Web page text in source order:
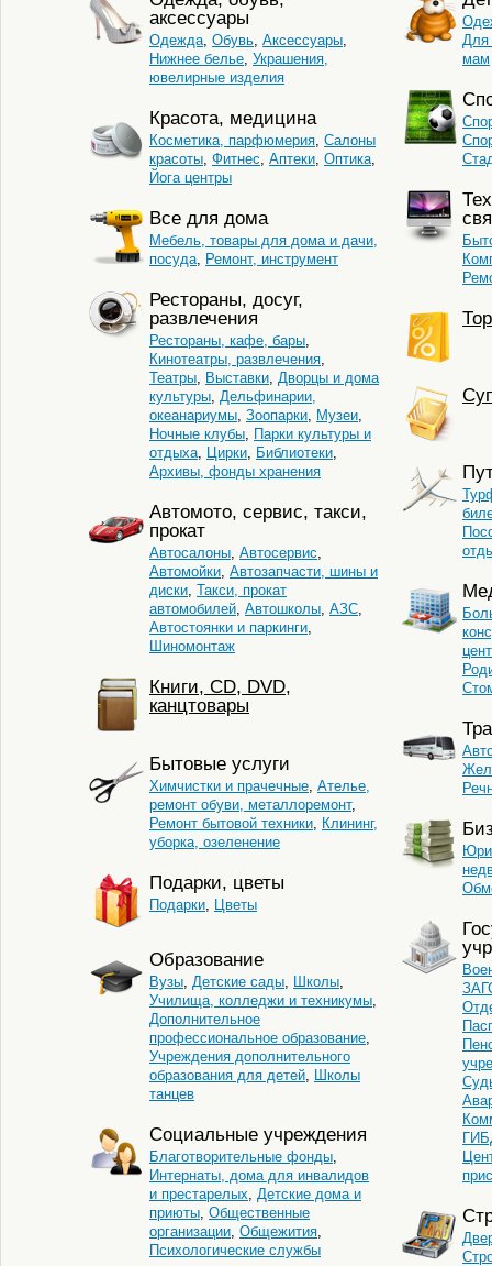
аксессуары
Одежда, Обувь, Аксессуары,
Нижнее белье, Украшения,
ювелирные изделия
Красота, медицина
Косметика, парфюмерия, Салоны
красоты, Фитнес, Аптеки, Оптика,
Йога центры
Все для дома
Мебель, товары для дома и дачи,
посуда, Ремонт, инструмент
Рестораны, досуг,
развлечения
Рестораны, кафе, бары,
Кинотеатры, развлечения,
Театры, Выставки, Дворцы и дома
культуры, Дельфинарии,
океанариумы, Зоопарки, Музеи,
Ночные клубы, Парки культуры и
отдыха, Цирки, Библиотеки,
Архивы, фонды хранения
Автомото, сервис, такси,
прокат
Автосалоны, Автосервис,
Автомойки, Автозапчасти, шины и
диски, Такси, прокат
автомобилей, Автошколы, АЗС,
Автостоянки и паркинги,
Шиномонтаж
Книги, CD, DVD,
канцтовары
Бытовые услуги
Химчистки и прачечные, Ателье,
ремонт обуви, металлоремонт,
Ремонт бытовой техники, Клининг,
уборка, озеленение
Подарки, цветы
Подарки, Цветы
Образование
Вузы, Детские сады, Школы,
Училища, колледжи и техникумы,
Дополнительное
профессиональное образование,
Учреждения дополнительного
образования для детей, Школы
танцев
Социальные учреждения
Благотворительные фонды,
Интернаты, дома для инвалидов
и престарелых, Детские дома и
приюты, Общественные
организации, Общежития,
Психологические службы
Для
мам